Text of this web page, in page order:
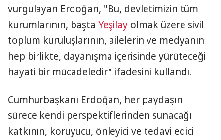
vurgulayan Erdoğan, "Bu, devletimizin tüm
kurumlarının, başta Yeşilay olmak üzere sivil
toplum kuruluşlarının, ailelerin ve medyanın
hep birlikte, dayanışma içerisinde yürüteceği
hayati bir mücadeledir" ifadesini kullandı.
Cumhurbaşkanı Erdoğan, her paydaşın
sürece kendi perspektiflerinden sunacağı
katkının, koruyucu, önleyici ve tedavi edici